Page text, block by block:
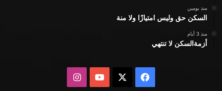
منذ يومين
السكن حق وليس امتيازًا ولا منة
منذ 3 أيام
أزمةالسكن لا تنتهي
فيسبوك يوتيوبانستقرام